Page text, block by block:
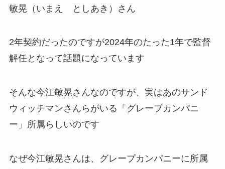
敏晃（いまえ としあき）さん
2年契約だったのですが2024年のたった1年で監督
解任となって話題になっています
そんな今江敏晃さんなのですが、実はあのサンド
ウィッチマンさんらがいる「グレープカンパニ
ー」所属らしいのです
なぜ今江敏晃さんは、グレープカンパニーに所属